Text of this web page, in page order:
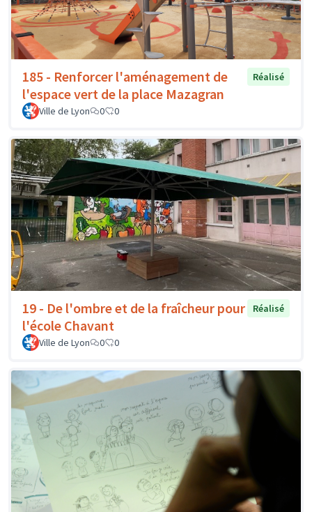
185 - Renforcer l'aménagement de
l'espace vert de la place Mazagran
Réalisé
Ville de Lyon 0 0
19 - De l'ombre et de la fraîcheur pour
l'école Chavant
Réalisé
Ville de Lyon 0 0